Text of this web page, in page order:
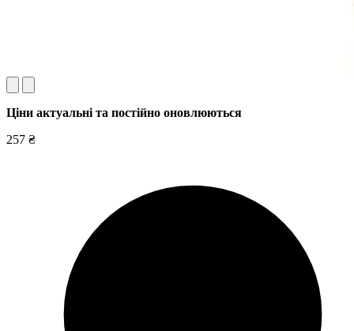
Ціни актуальні та постійно оновлюються
257 ₴